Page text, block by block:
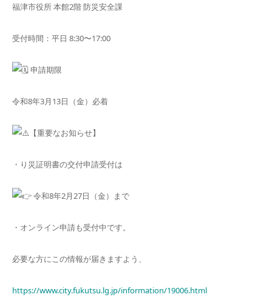
福津市役所 本館2階 防災安全課
受付時間：平日 8:30〜17:00
申請期限
令和8年3月13日（金）必着
【重要なお知らせ】
・り災証明書の交付申請受付は
令和8年2月27日（金）まで
・オンライン申請も受付中です。
必要な方にこの情報が届きますよう、
https://www.city.fukutsu.lg.jp/information/19006.html